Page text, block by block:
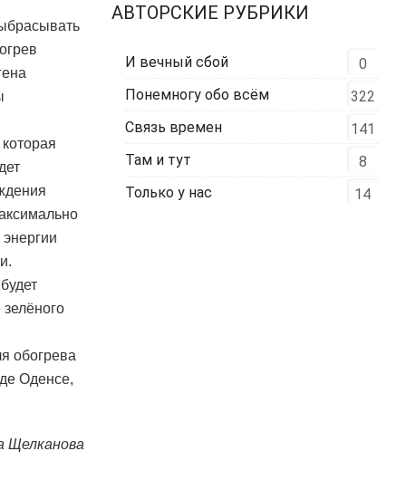
обогрева
Оденсе,
Щелканова
АВТОРСКИЕ РУБРИКИ
И вечный сбой
0
Понемногу обо всём
322
Связь времен
141
Там и тут
8
Только у нас
14